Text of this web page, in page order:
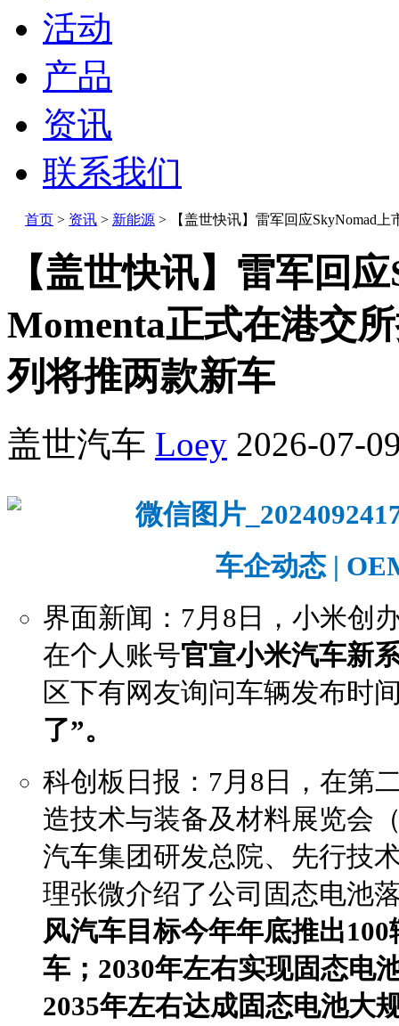
活动
产品
资讯
联系我们
首页 > 资讯 > 新能源 > 【盖世快讯】雷军回应SkyNomad上
【盖世快讯】雷军回
Momenta正式在港交
列将推两款新车
盖世汽车 Loey 2026-07-
车企动态 |
界面新闻：7月8日，小米创
在个人账号官宣小米汽车新
区下有网友询问车辆发布时
了”。
科创板日报：7月8日，在第
造技术与装备及材料展览会
汽车集团研发总院、先行技
理张微介绍了公司固态电池
风汽车目标今年年底推出
车；2030年左右实现固态电
2035年左右达成固态电池大